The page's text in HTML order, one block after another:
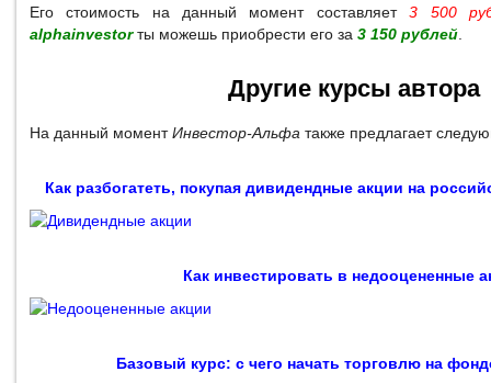
Его стоимость на данный момент составляет3 500
alphainvestorты можешь приобрести его за 3 150 рублей.
Другие курсы автора
На данный моментИнвестор-Альфа также предлагает
Как разбогатеть, покупая дивидендные акции на
Как инвестировать в недооцененные
Базовый курс: с чего начать торговлю на